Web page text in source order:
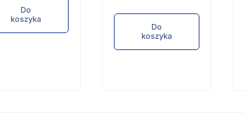
Do
koszyka
Do
koszyka